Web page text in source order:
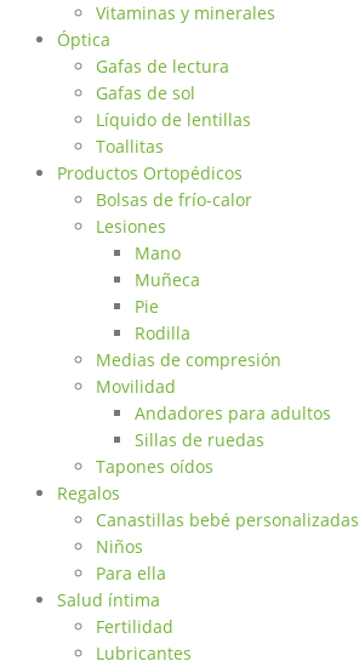
Vitaminas y minerales
Óptica
Gafas de lectura
Gafas de sol
Líquido de lentillas
Toallitas
Productos Ortopédicos
Bolsas de frío-calor
Lesiones
Mano
Muñeca
Pie
Rodilla
Medias de compresión
Movilidad
Andadores para adultos
Sillas de ruedas
Tapones oídos
Regalos
Canastillas bebé personalizadas
Niños
Para ella
Salud íntima
Fertilidad
Lubricantes